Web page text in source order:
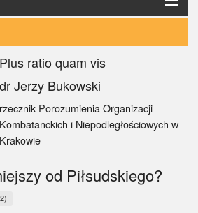
Plus ratio quam vis
dr Jerzy Bukowski
rzecznik Porozumienia Organizacji
Kombatanckich i Niepodległościowych w
Krakowie
od Piłsudskiego?